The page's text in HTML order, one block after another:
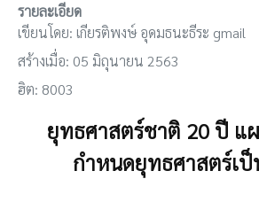
รายละเอียด
เขียนโดย: เกียรติพงษ์ อุดมธนะธีระ gmail
สร้างเมื่อ: 05 มิถุนายน 2563
ฮิต: 8003
ยุทธศาสตร์ชาติ 20 ปี แ
กำหนดยุทธศาสตร์เ